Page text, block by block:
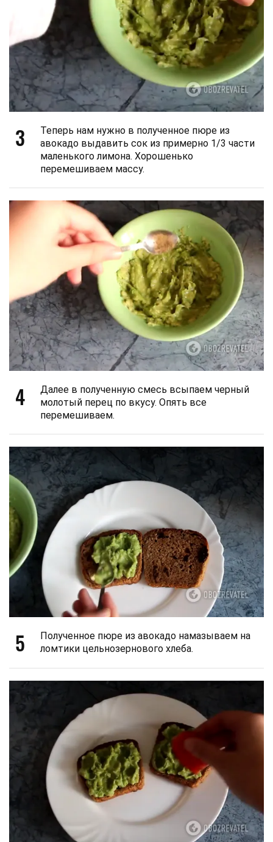
3
Теперь нам нужно в полученное пюре из
авокадо выдавить сок из примерно 1/3 части
маленького лимона. Хорошенько
перемешиваем массу.
4
Далее в полученную смесь всыпаем черный
молотый перец по вкусу. Опять все
перемешиваем.
5
Полученное пюре из авокадо намазываем на
ломтики цельнозернового хлеба.